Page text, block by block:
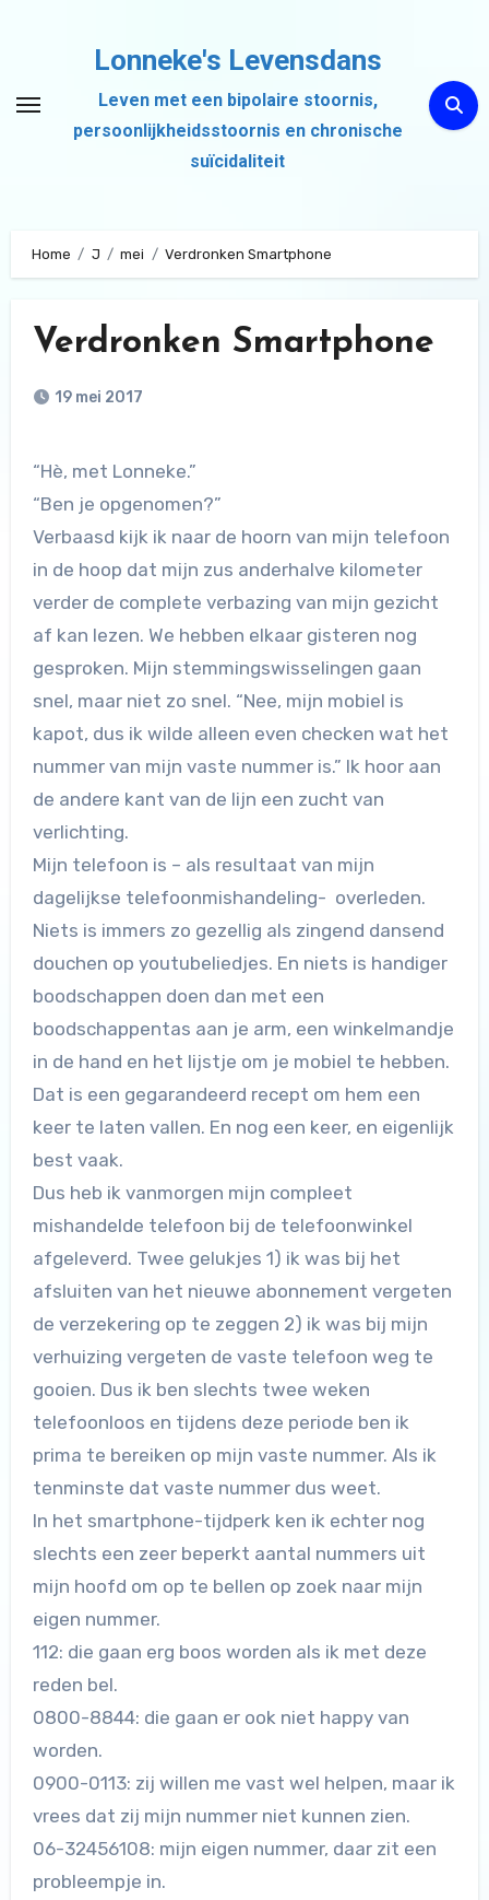
inhoud
Lonneke's Levensdans
Leven met een bipolaire stoornis,
persoonlijkheidsstoornis en chronische
suïcidaliteit
Home J mei Verdronken Smartphone
Verdronken Smartphone
19 mei 2017
“Hè, met Lonneke.”
“Ben je opgenomen?”
Verbaasd kijk ik naar de hoorn van mijn telefoon
in de hoop dat mijn zus anderhalve kilometer
verder de complete verbazing van mijn gezicht
af kan lezen. We hebben elkaar gisteren nog
gesproken. Mijn stemmingswisselingen gaan
snel, maar niet zo snel. “Nee, mijn mobiel is
kapot, dus ik wilde alleen even checken wat het
nummer van mijn vaste nummer is.” Ik hoor aan
de andere kant van de lijn een zucht van
verlichting.
Mijn telefoon is – als resultaat van mijn
dagelijkse telefoonmishandeling- overleden.
Niets is immers zo gezellig als zingend dansend
douchen op youtubeliedjes. En niets is handiger
boodschappen doen dan met een
boodschappentas aan je arm, een winkelmandje
in de hand en het lijstje om je mobiel te hebben.
Dat is een gegarandeerd recept om hem een
keer te laten vallen. En nog een keer, en eigenlijk
best vaak.
Dus heb ik vanmorgen mijn compleet
mishandelde telefoon bij de telefoonwinkel
afgeleverd. Twee gelukjes 1) ik was bij het
afsluiten van het nieuwe abonnement vergeten
de verzekering op te zeggen 2) ik was bij mijn
verhuizing vergeten de vaste telefoon weg te
gooien. Dus ik ben slechts twee weken
telefoonloos en tijdens deze periode ben ik
prima te bereiken op mijn vaste nummer. Als ik
tenminste dat vaste nummer dus weet.
In het smartphone-tijdperk ken ik echter nog
slechts een zeer beperkt aantal nummers uit
mijn hoofd om op te bellen op zoek naar mijn
eigen nummer.
112: die gaan erg boos worden als ik met deze
reden bel.
0800-8844: die gaan er ook niet happy van
worden.
0900-0113: zij willen me vast wel helpen, maar ik
vrees dat zij mijn nummer niet kunnen zien.
06-32456108: mijn eigen nummer, daar zit een
probleempje in.